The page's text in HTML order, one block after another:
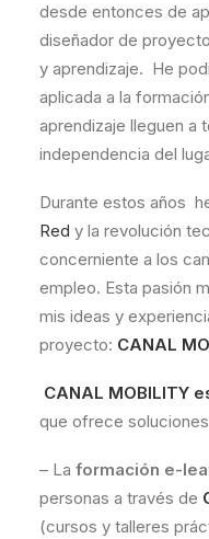
desde entonces de
diseñador de
y aprendizaje. He
aplicada a la
aprendizaje lleguen a
independencia del
Durante estos años
Red y la revolución
concerniente a los
empleo. Esta pasión
mis ideas y
proyecto: CANAL
CANAL MOBILITY
que ofrece
– La formación e-
personas a través de
(cursos y talleres